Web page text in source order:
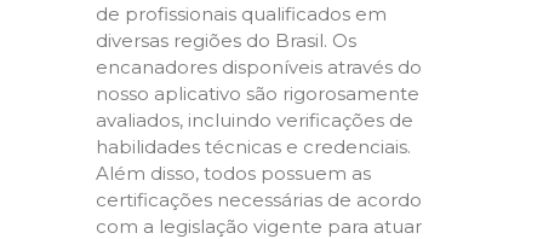
de profissionais qualificados em
diversas regiões do Brasil. Os
encanadores disponíveis através do
nosso aplicativo são rigorosamente
avaliados, incluindo verificações de
habilidades técnicas e credenciais.
Além disso, todos possuem as
certificações necessárias de acordo
com a legislação vigente para atuar